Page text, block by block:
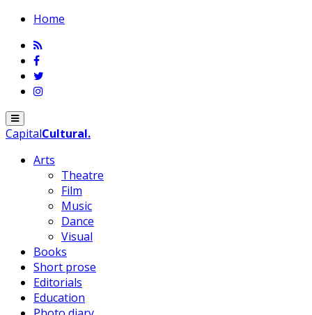
Home
Menu
CapitalCultural.
Arts
Theatre
Film
Music
Dance
Visual
Books
Short prose
Editorials
Education